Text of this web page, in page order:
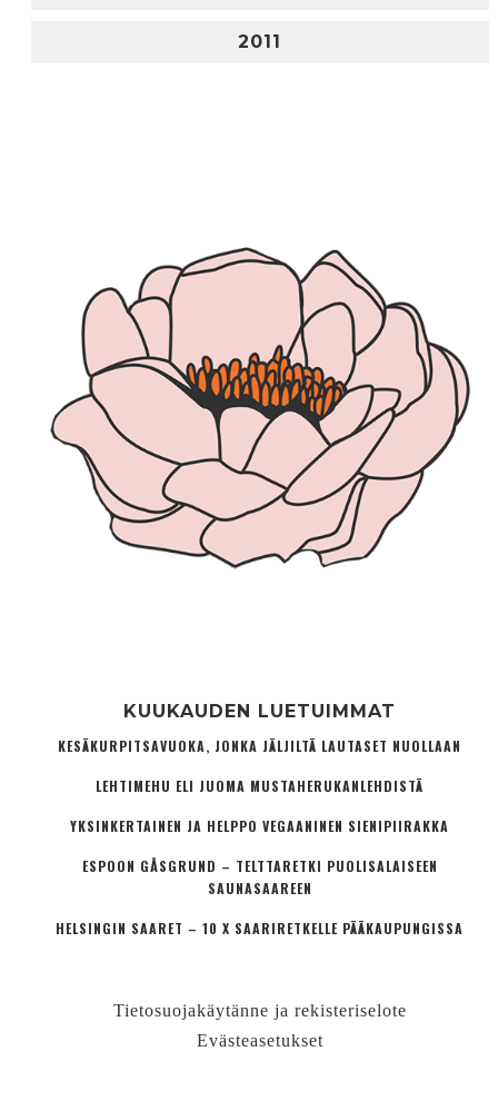
2011
KUUKAUDEN LUETUIMMAT
KESÄKURPITSAVUOKA, JONKA JÄLJILTÄ LAUTASET NUOLLAAN
LEHTIMEHU ELI JUOMA MUSTAHERUKANLEHDISTÄ
YKSINKERTAINEN JA HELPPO VEGAANINEN SIENIPIIRAKKA
ESPOON GÅSGRUND – TELTTARETKI PUOLISALAISEEN
SAUNASAAREEN
HELSINGIN SAARET – 10 X SAARIRETKELLE PÄÄKAUPUNGISSA
Tietosuojakäytänne ja rekisteriselote
Evästeasetukset